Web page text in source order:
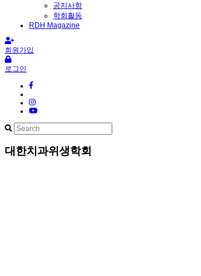
공지사항
학회활동
RDH Magazine
회원가입
로그인
대한치과위생학회